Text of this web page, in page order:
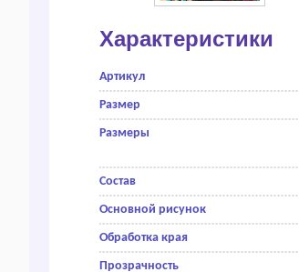
Характеристики
Артикул
Размер
Размеры
Состав
Основной рисунок
Обработка края
Прозрачность